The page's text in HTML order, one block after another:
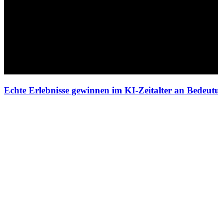
Echte Erlebnisse gewinnen im KI-Zeitalter an